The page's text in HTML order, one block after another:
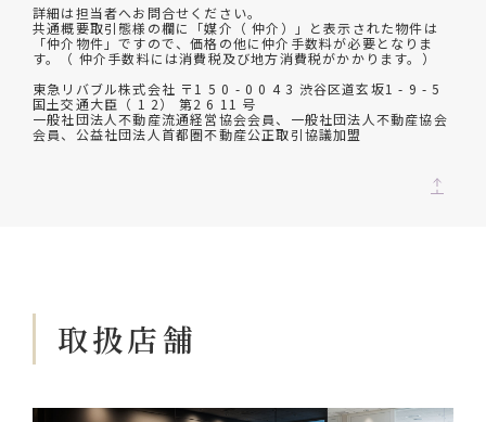
詳細は担当者へお問合せください。
共通概要取引態様の欄に「媒介（ 仲介）」と表示された物件は
「仲介物件」ですので、価格の他に仲介手数料が必要となりま
す。（ 仲介手数料には消費税及び地方消費税がかかります。）
東急リバブル株式会社 〒1 5 0 - 0 0 4 3 渋谷区道玄坂1 - 9 - 5
国土交通大臣（ 1 2） 第2 6 11 号
一般社団法人不動産流通経営協会会員、一般社団法人不動産協会
会員、公益社団法人首都圏不動産公正取引協議加盟
取扱店舗